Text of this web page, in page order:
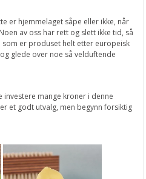
er hjemmelaget såpe eller ikke, når
av oss har rett og slett ikke tid, så
er produset helt etter europeisk
glede over noe så velduftende
investere mange kroner i denne
et godt utvalg, men begynn forsiktig